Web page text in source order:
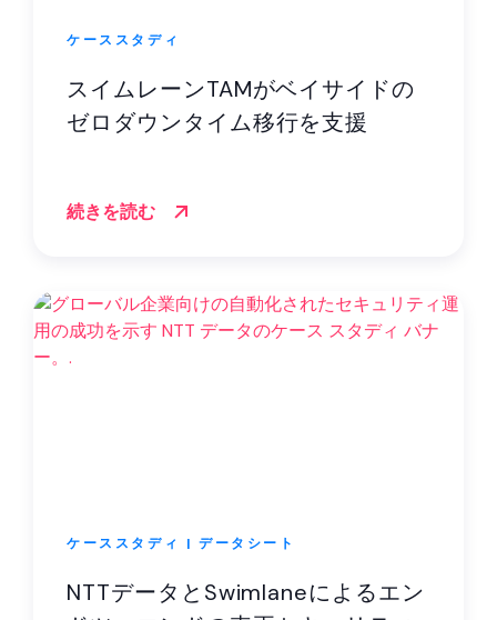
ケーススタディ
スイムレーンTAMがベイサイドの
ゼロダウンタイム移行を支援
続きを読む
ケーススタディ | データシート
NTTデータとSwimlaneによるエン